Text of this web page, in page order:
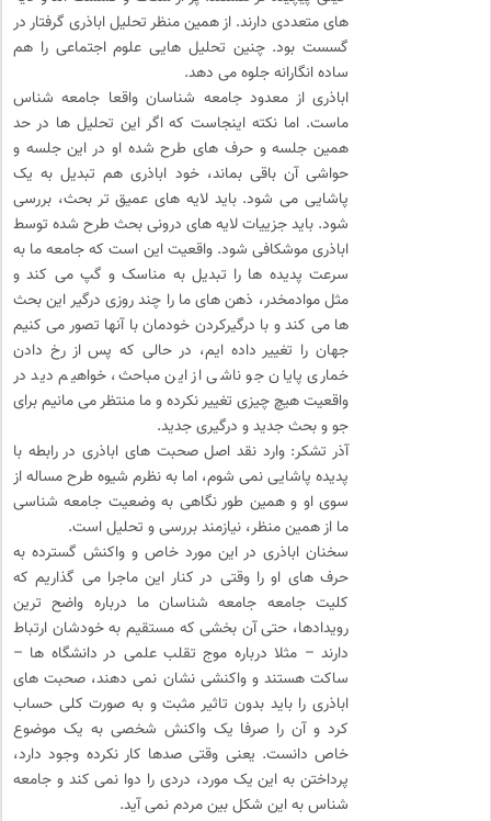
های متعددی دارند. از همین منظر تحلیل اباذری گرفتار در
گسست بود. چنین تحلیل هایی علوم اجتماعی را هم
ساده انگارانه جلوه می دهد.
اباذری از معدود جامعه شناسان واقعا جامعه شناس
ماست. اما نکته اینجاست که اگر این تحلیل ها در حد
همین جلسه و حرف های طرح شده او در این جلسه و
حواشی آن باقی بماند، خود اباذری هم تبدیل به یک
پاشایی می شود. باید لایه های عمیق تر بحث، بررسی
شود. باید جزییات لایه های درونی بحث طرح شده توسط
اباذری موشکافی شود. واقعیت این است که جامعه ما به
سرعت پدیده ها را تبدیل به مناسک و گپ می کند و
مثل موادمخدر، ذهن های ما را چند روزی درگیر این بحث
ها می کند و با درگیرکردن خودمان با آنها تصور می کنیم
جهان را تغییر داده ایم، در حالی که پس از رخ دادن
خماری پایان جو ناشی از این مباحث، خواهیم دید در
واقعیت هیچ چیزی تغییر نکرده و ما منتظر می مانیم برای
جو و بحث جدید و درگیری جدید.
آذر تشکر: وارد نقد اصل صحبت های اباذری در رابطه با
پدیده پاشایی نمی شوم، اما به نظرم شیوه طرح مساله از
سوی او و همین طور نگاهی به وضعیت جامعه شناسی
ما از همین منظر، نیازمند بررسی و تحلیل است.
سخنان اباذری در این مورد خاص و واکنش گسترده به
حرف های او را وقتی در کنار این ماجرا می گذاریم که
کلیت جامعه جامعه شناسان ما درباره واضح ترین
رویدادها، حتی آن بخشی که مستقیم به خودشان ارتباط
دارند – مثلا درباره موج تقلب علمی در دانشگاه ها –
ساکت هستند و واکنشی نشان نمی دهند، صحبت های
اباذری را باید بدون تاثیر مثبت و به صورت کلی حساب
کرد و آن را صرفا یک واکنش شخصی به یک موضوع
خاص دانست. یعنی وقتی صدها کار نکرده وجود دارد،
پرداختن به این یک مورد، دردی را دوا نمی کند و جامعه
شناس به این شکل بین مردم نمی آید.